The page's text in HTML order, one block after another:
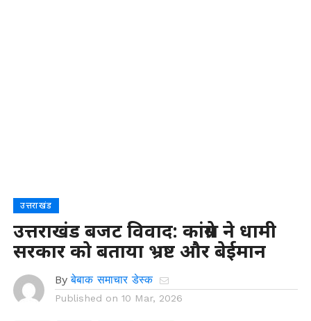
उत्तराखंड
उत्तराखंड बजट विवाद: कांग्रेस ने धामी
सरकार को बताया भ्रष्ट और बेईमान
By बेबाक समाचार डेस्क
Published on 10 Mar, 2026